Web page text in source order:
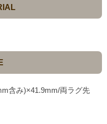
含み)×41.9mm/両ラグ先